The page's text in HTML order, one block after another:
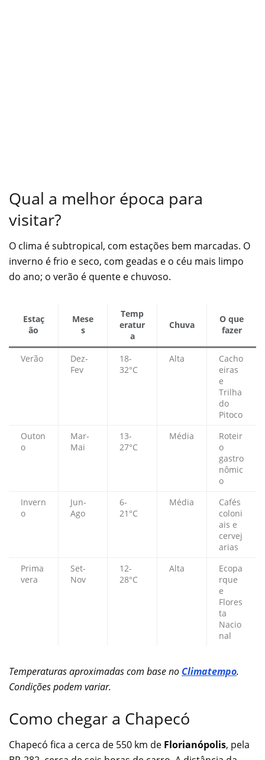
Qual a melhor época para
visitar?
O clima é subtropical, com estações bem marcadas. O
inverno é frio e seco, com geadas e o céu mais limpo
do ano; o verão é quente e chuvoso.
Estaç
ão
Mese
s
Temp
eratur
a
Chuva
O que
fazer
Verão
Dez-
Fev
18-
32°C
Alta
Cacho
eiras
e
Trilha
do
Pitoco
Outon
o
Mar-
Mai
13-
27°C
Média
Roteir
o
gastro
nômic
o
Invern
o
Jun-
Ago
6-
21°C
Média
Cafés
coloni
ais e
cervej
arias
Prima
vera
Set-
Nov
12-
28°C
Alta
Ecopa
rque
e
Flores
ta
Nacio
nal
Temperaturas aproximadas com base no Climatempo.
Condições podem variar.
Como chegar a Chapecó
Chapecó fica a cerca de 550 km de Florianópolis, pela